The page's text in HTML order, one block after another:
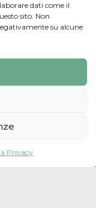
dati come il
sito. Non
su alcune
Privacy
Via Cesare Fagiani, 26, Pescara, PE, Italia
Giornata di